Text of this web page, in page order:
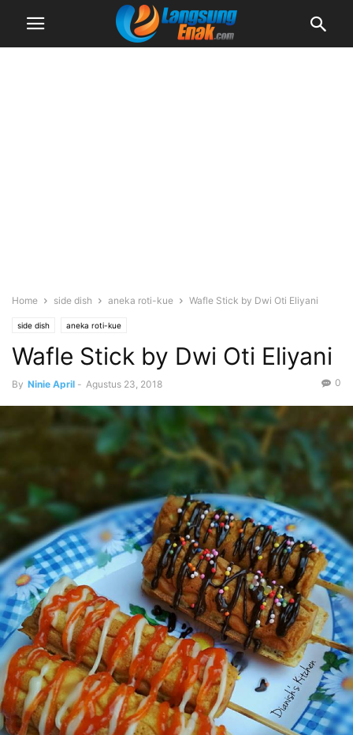
Home side dish aneka roti-kue Wafle Stick by Dwi Oti Eliyani
side dish aneka roti-kue
Wafle Stick by Dwi Oti Eliyani
By Ninie April - Agustus 23, 2018 0